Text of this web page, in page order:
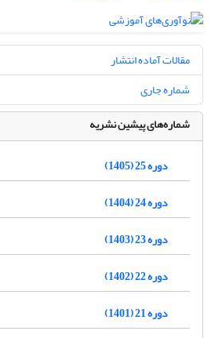
مقالات آماده انتشار
شماره جاری
شماره‌های پیشین نشریه
دوره 25 (1405)
دوره 24 (1404)
دوره 23 (1403)
دوره 22 (1402)
دوره 21 (1401)